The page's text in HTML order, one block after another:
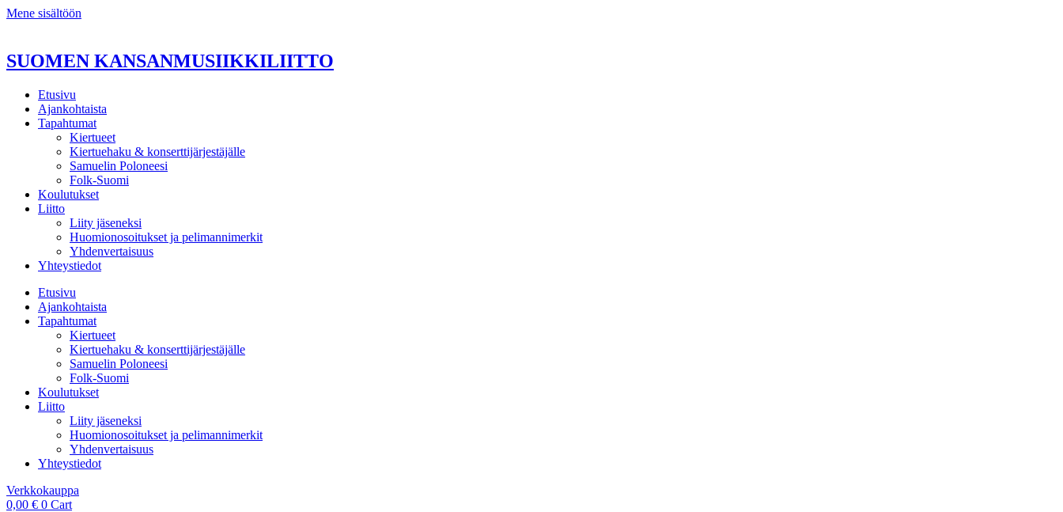
Mene sisältöön
SUOMEN KANSANMUSIIKKILIITTO
Etusivu
Ajankohtaista
Tapahtumat
Kiertueet
Kiertuehaku & konserttijärjestäjälle
Samuelin Poloneesi
Folk-Suomi
Koulutukset
Liitto
Liity jäseneksi
Huomionosoitukset ja pelimannimerkit
Yhdenvertaisuus
Yhteystiedot
Etusivu
Ajankohtaista
Tapahtumat
Kiertueet
Kiertuehaku & konserttijärjestäjälle
Samuelin Poloneesi
Folk-Suomi
Koulutukset
Liitto
Liity jäseneksi
Huomionosoitukset ja pelimannimerkit
Yhdenvertaisuus
Yhteystiedot
Verkkokauppa
0,00 € 0 Cart